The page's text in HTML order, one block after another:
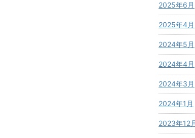
2025年6月
2025年4月
2024年5月
2024年4月
2024年3月
2024年1月
2023年12